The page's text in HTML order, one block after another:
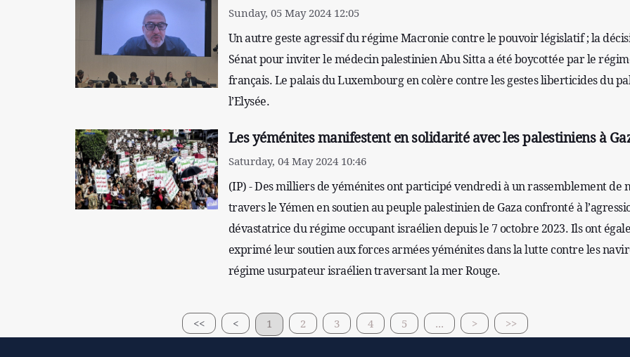
Sunday, 05 May 2024 12:05
Un autre geste agressif du régime Macronie contre le pouvoir législatif ; la
Sénat pour inviter le médecin palestinien Abu Sitta a été boycottée par le
français. Le palais du Luxembourg en colère contre les gestes liberticides du
l’Elysée.
Les yéménites manifestent en solidarité avec les palestiniens à
Saturday, 04 May 2024 10:46
(IP) - Des milliers de yéménites ont participé vendredi à un rassemblement de
travers le Yémen en soutien au peuple palestinien de Gaza confronté à
dévastatrice du régime occupant israélien depuis le 7 octobre 2023. Ils ont
exprimé leur soutien aux forces armées yéménites dans la lutte contre les
régime usurpateur israélien traversant la mer Rouge.
<< < 1 2 3 4 5 ... > >>